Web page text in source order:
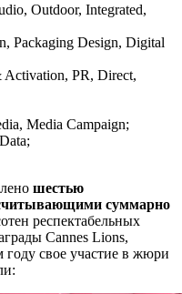
Outdoor, Integrated,
Packaging Design, Digital
Activation, PR, Direct,
Media Campaign;
шестью
суммарно
респектабельных
Cannes Lions,
свое участие в жюри